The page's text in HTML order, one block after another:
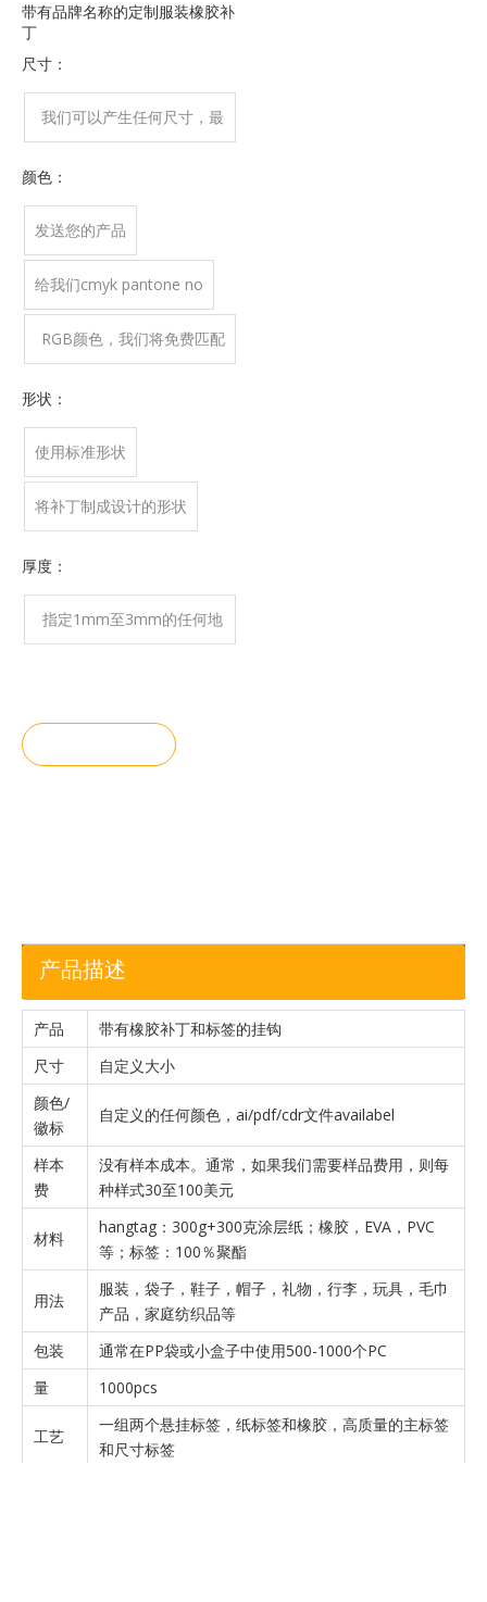
带有品牌名称的定制服装橡胶补
丁
尺寸：
我们可以产生任何尺寸，最
颜色：
发送您的产品
给我们cmyk pantone no
RGB颜色，我们将免费匹配
形状：
使用标准形状
将补丁制成设计的形状
厚度：
指定1mm至3mm的任何地
产品描述
产品
带有橡胶补丁和标签的挂钩
尺寸
自定义大小
颜色/
徽标
自定义的任何颜色，ai/pdf/cdr文件availabel
样本
费
没有样本成本。通常，如果我们需要样品费用，则每
种样式30至100美元
材料
hangtag：300g+300克涂层纸；橡胶，EVA，PVC
等；标签：100％聚酯
用法
服装，袋子，鞋子，帽子，礼物，行李，玩具，毛巾
产品，家庭纺织品等
包装
通常在PP袋或小盒子中使用500-1000个PC
量
1000pcs
工艺
一组两个悬挂标签，纸标签和橡胶，高质量的主标签
和尺寸标签